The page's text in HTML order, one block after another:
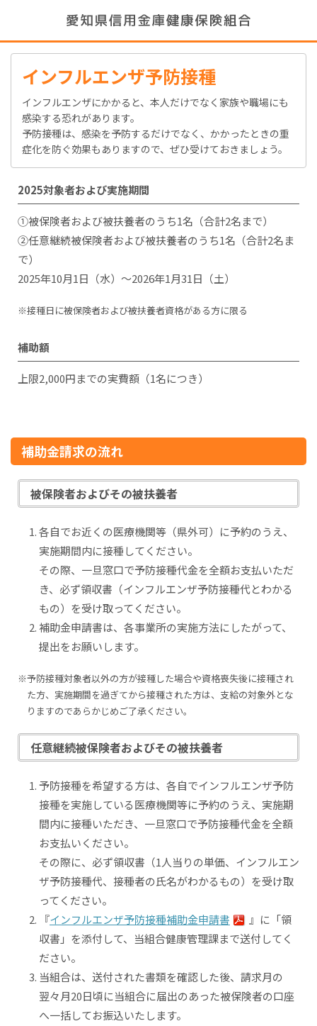
インフルエンザ予防接種
インフルエンザにかかると、本人だけでなく家族や職場にも
感染する恐れがあります。
予防接種は、感染を予防するだけでなく、かかったときの重
症化を防ぐ効果もありますので、ぜひ受けておきましょう。
2025対象者および実施期間
①被保険者および被扶養者のうち1名（合計2名まで）
②任意継続被保険者および被扶養者のうち1名（合計2名ま
で）
2025年10月1日（水）～2026年1月31日（土）
※接種日に被保険者および被扶養者資格がある方に限る
補助額
上限2,000円までの実費額（1名につき）
補助金請求の流れ
被保険者およびその被扶養者
各自でお近くの医療機関等（県外可）に予約のうえ、
実施期間内に接種してください。
その際、一旦窓口で予防接種代金を全額お支払いただ
き、必ず領収書（インフルエンザ予防接種代とわかる
もの）を受け取ってください。
補助金申請書は、各事業所の実施方法にしたがって、
提出をお願いします。
※予防接種対象者以外の方が接種した場合や資格喪失後に接種され
た方、実施期間を過ぎてから接種された方は、支給の対象外とな
りますのであらかじめご了承ください。
任意継続被保険者およびその被扶養者
予防接種を希望する方は、各自でインフルエンザ予防
接種を実施している医療機関等に予約のうえ、実施期
間内に接種いただき、一旦窓口で予防接種代金を全額
お支払いください。
その際に、必ず領収書（1人当りの単価、インフルエン
ザ予防接種代、接種者の氏名がわかるもの）を受け取
ってください。
『インフルエンザ予防接種補助金申請書
』に「領
収書」を添付して、当組合健康管理課まで送付してく
ださい。
当組合は、送付された書類を確認した後、請求月の
翌々月20日頃に当組合に届出のあった被保険者の口座
へ一括してお振込いたします。